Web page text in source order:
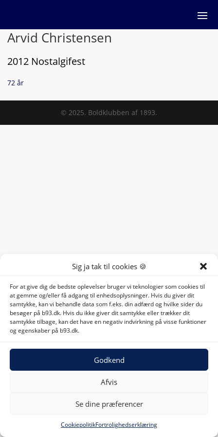
Sig ja tak til cookies 🍪
For at give dig de bedste oplevelser bruger vi teknologier som cookies til
at gemme og/eller få adgang til enhedsoplysninger. Hvis du giver dit
samtykke, kan vi behandle data som f.eks. din adfærd og hvilke sider du
besøger på b93.dk. Hvis du ikke giver dit samtykke eller trækker dit
samtykke tilbage, kan det have en negativ indvirkning på visse funktioner
og egenskaber på b93.dk.
Godkend
Afvis
Se dine præferencer
CookiepolitikFortrolighedserklæring
Arvid Christensen
2012 Nostalgifest
72 år
© 2025. Boldklubben af 1893.